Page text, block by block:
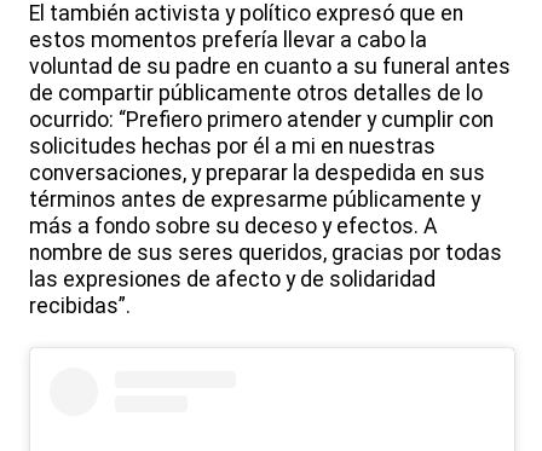
El también activista y político expresó que en
estos momentos prefería llevar a cabo la
voluntad de su padre en cuanto a su funeral antes
de compartir públicamente otros detalles de lo
ocurrido: “Prefiero primero atender y cumplir con
solicitudes hechas por él a mi en nuestras
conversaciones, y preparar la despedida en sus
términos antes de expresarme públicamente y
más a fondo sobre su deceso y efectos. A
nombre de sus seres queridos, gracias por todas
las expresiones de afecto y de solidaridad
recibidas”.